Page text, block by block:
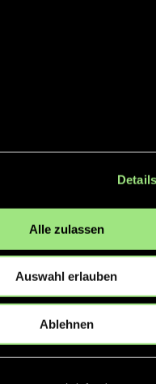
Alle zulassen
Auswahl erlauben
Ablehnen